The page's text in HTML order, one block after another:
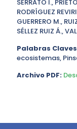
SERRATO I.,
RODRÍGUEZ
GUERRERO M.,
SÉLLEZ RUIZ Á.,
Palabras
ecosistemas,
Archivo PDF: